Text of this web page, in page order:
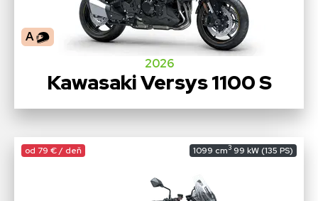
A
2026
Kawasaki Versys 1100 S
od 79 € / deň 1099 cm3 99 kW (135 PS)